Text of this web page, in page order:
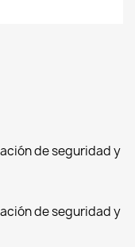
de seguridad y
de seguridad y